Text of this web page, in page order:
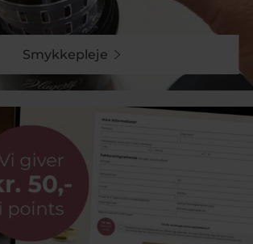
og alt derimellem
foretrækkersmå øreringe
store øreringe, der fungerer som et
du et bredt udvalg her. Mange
til hverdagsbrug, mens større
ofte bruges til festlige
i ørerne, kan du nemt kombinere
og former. Små stikker,
og fine hoops kan mikses for et
look.
STINE A øreringe
sine øreringe, der sælges stykvis
forskellige størrelser.
Smykkepleje